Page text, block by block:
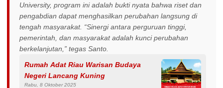
University, program ini adalah bukti nyata bahwa riset dan
pengabdian dapat menghasilkan perubahan langsung di
tengah masyarakat. “Sinergi antara perguruan tinggi,
pemerintah, dan masyarakat adalah kunci perubahan
berkelanjutan,” tegas Santo.
Rumah Adat Riau Warisan Budaya
Negeri Lancang Kuning
Rabu, 8 Oktober 2025